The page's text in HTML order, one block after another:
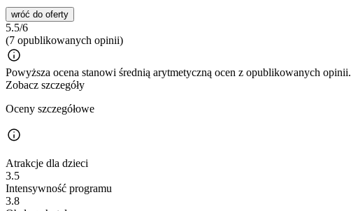
wróć do oferty
5.5/6
(7 opublikowanych opinii)
Powyższa ocena stanowi średnią arytmetyczną ocen z opublikowanych opinii.
Zobacz szczegóły
Oceny szczegółowe
Atrakcje dla dzieci
3.5
Intensywność programu
3.8